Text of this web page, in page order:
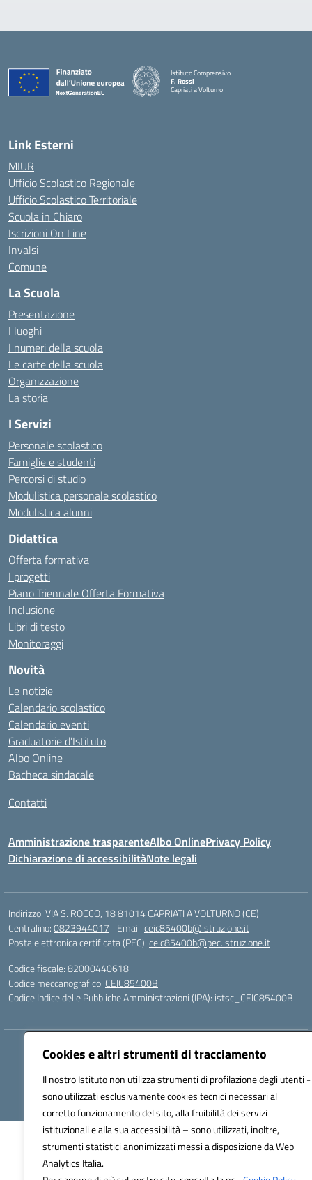
Cookies e altri strumenti di tracciamento
Il nostro Istituto non utilizza strumenti di profilazione degli utenti -
sono utilizzati esclusivamente cookies tecnici necessari al
corretto funzionamento del sito, alla fruibilità dei servizi
istituzionali e alla sua accessibilità – sono utilizzati, inoltre,
strumenti statistici anonimizzati messi a disposizione da Web
Analytics Italia.
Istituto Comprensivo
F. Rossi
Capriati a Volturno
— Visita la pagina iniziale della scuola
Link Esterni
MIUR
Ufficio Scolastico Regionale
Ufficio Scolastico Territoriale
Scuola in Chiaro
Iscrizioni On Line
Invalsi
Comune
La Scuola
Presentazione
I luoghi
I numeri della scuola
Le carte della scuola
Organizzazione
La storia
I Servizi
Personale scolastico
Famiglie e studenti
Percorsi di studio
Modulistica personale scolastico
Modulistica alunni
Didattica
Offerta formativa
I progetti
Piano Triennale Offerta Formativa
Inclusione
Libri di testo
Monitoraggi
Novità
Le notizie
Calendario scolastico
Calendario eventi
Graduatorie d’Istituto
Albo Online
Bacheca sindacale
Contatti
Amministrazione trasparenteAlbo OnlinePrivacy Policy
Dichiarazione di accessibilitàNote legali
Indirizzo:VIA S. ROCCO, 18 81014 CAPRIATI A VOLTURNO (CE)
Centralino:0823944017 Email:ceic85400b@istruzione.it
Posta elettronica certificata (PEC):ceic85400b@pec.istruzione.it
Codice fiscale: 82000440618
Codice meccanografico: CEIC85400B
Codice Indice delle Pubbliche Amministrazioni (IPA): istsc_CEIC85400B
Hosting & Powered by 3D Solution S.r.l.